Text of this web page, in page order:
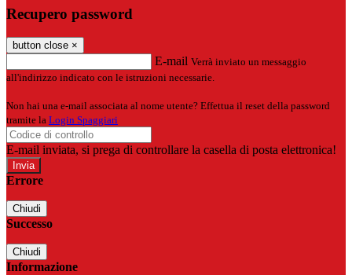
Recupero password
button close ×
E-mail Verrà inviato un messaggio
all'indirizzo indicato con le istruzioni necessarie.
Non hai una e-mail associata al nome utente? Effettua il reset della password
tramite la Login Spaggiari
E-mail inviata, si prega di controllare la casella di posta elettronica!
Errore
Chiudi
Successo
Chiudi
Informazione